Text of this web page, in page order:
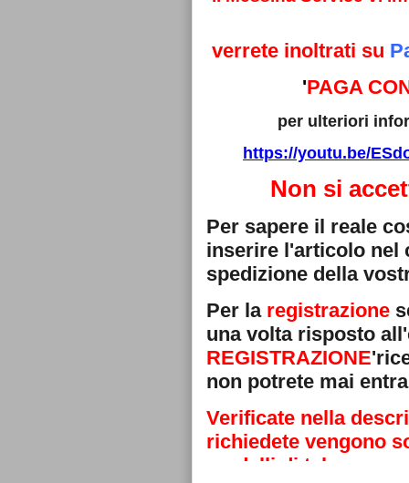
verrete inoltrati su
'PAGA
per ulteriori
https://youtu.be/
Non si
Per sapere il reale
inserire l'articolo
spedizione della
Per la registrazione
una volta risposto
REGISTRAZIONE
non potrete mai
Verificate nella
richiedete vengono
modelli di